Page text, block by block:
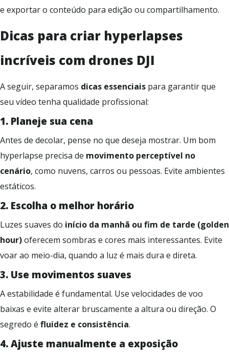
e exportar o conteúdo para edição ou compartilhamento.
Dicas para criar hyperlapses
incríveis com drones DJI
A seguir, separamos dicas essenciais para garantir que
seu vídeo tenha qualidade profissional:
1. Planeje sua cena
Antes de decolar, pense no que deseja mostrar. Um bom
hyperlapse precisa de movimento perceptível no
cenário, como nuvens, carros ou pessoas. Evite ambientes
estáticos.
2. Escolha o melhor horário
Luzes suaves do início da manhã ou fim de tarde (golden
hour)oferecem sombras e cores mais interessantes. Evite
voar ao meio-dia, quando a luz é mais dura e direta.
3. Use movimentos suaves
A estabilidade é fundamental. Use velocidades de voo
baixas e evite alterar bruscamente a altura ou direção. O
segredo é fluidez e consistência.
4. Ajuste manualmente a exposição